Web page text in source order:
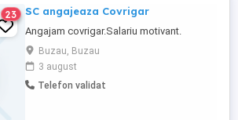
23 SC angajeaza Covrigar
Angajam covrigar.Salariu motivant.
Buzau, Buzau
3 august
Telefon validat